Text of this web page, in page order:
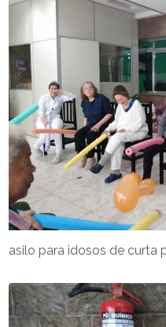
asilo para idosos de curta